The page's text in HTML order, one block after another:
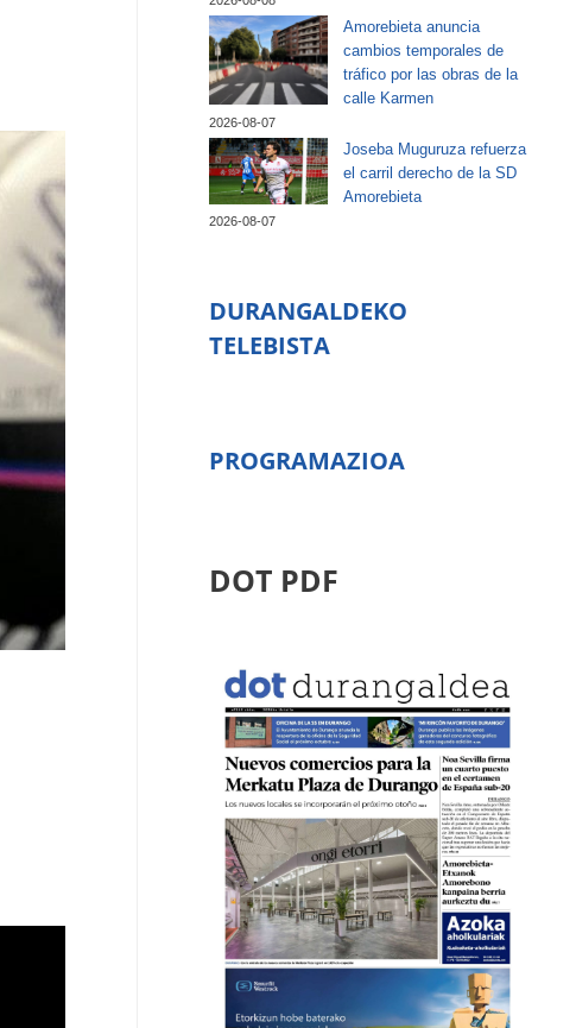
Amorebieta anuncia
cambios temporales de
tráfico por las obras de la
calle Karmen
2026-08-07
Joseba Muguruza refuerza
el carril derecho de la SD
Amorebieta
2026-08-07
DURANGALDEKO
TELEBISTA
PROGRAMAZIOA
DOT PDF